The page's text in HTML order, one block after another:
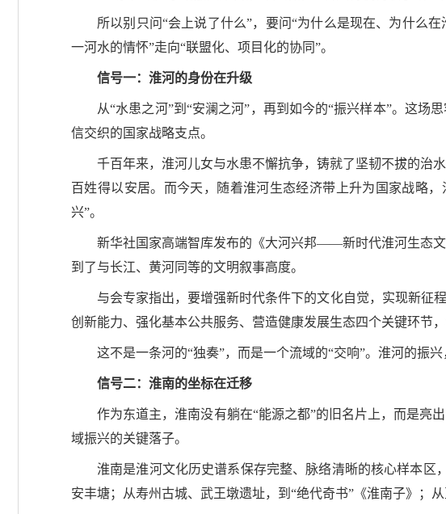
所以别只问“会上说了什么”，要问“为什么是现在、为什么
一河水的情怀”走向“联盟化、项目化的协同”。
信号一：淮河的身份在升级
从“水患之河”到“安澜之河”，再到如今的“振兴样本”。这
信交织的国家战略支点。
千百年来，淮河儿女与水患不懈抗争，铸就了坚韧不拔的治
百姓得以安居。而今天，随着淮河生态经济带上升为国家战略
兴”。
新华社国家高端智库发布的《大河兴邦——新时代淮河生态
到了与长江、黄河同等的文明叙事高度。
与会专家指出，要增强新时代条件下的文化自觉，实现新征
创新能力、强化基本公共服务、营造健康发展生态四个关键环节
这不是一条河的“独奏”，而是一个流域的“交响”。淮河的振
信号二：淮南的坐标在迁移
作为东道主，淮南没有躺在“能源之都”的旧名片上，而是亮
域振兴的关键落子。
淮南是淮河文化历史谱系保存完整、脉络清晰的核心样本区
安丰塘；从寿州古城、武王墩遗址，到“绝代奇书”《淮南子》